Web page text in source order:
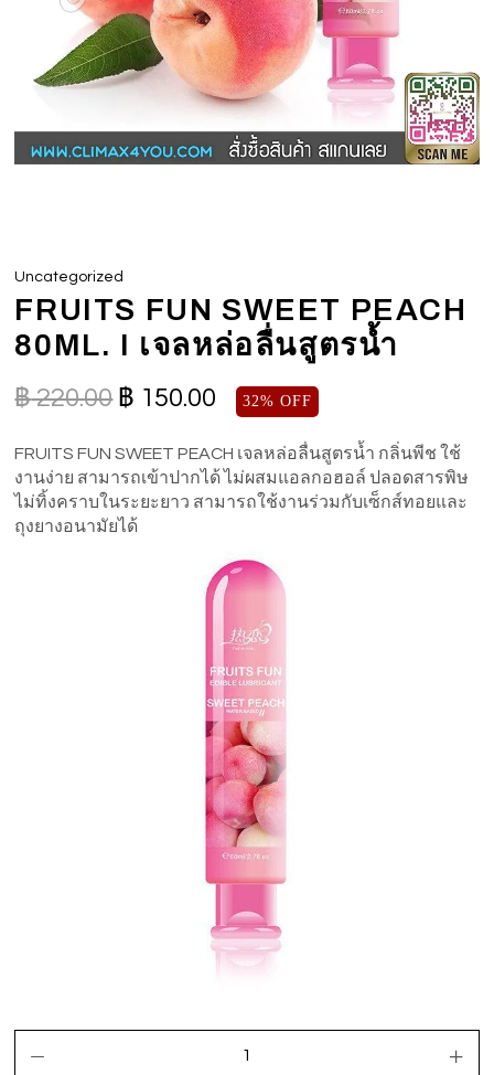
Uncategorized
FRUITS FUN SWEET PEACH
80ML. I เจลหล่อลื่นสูตรน้ำ
฿220.00 ฿ 150.00 32% OFF
FRUITS FUN SWEET PEACH เจลหล่อลื่นสูตรน้ำ กลิ่นพีช ใช้
งานง่าย สามารถเข้าปากได้ ไม่ผสมแอลกอฮอล์ ปลอดสารพิษ
ไม่ทิ้งคราบในระยะยาว สามารถใช้งานร่วมกับเซ็กส์ทอยและ
ถุงยางอนามัยได้